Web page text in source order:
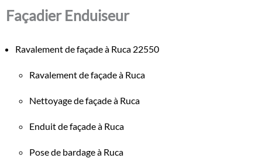
Façadier Enduiseur
Ravalement de façade à Ruca 22550
Ravalement de façade à Ruca
Nettoyage de façade à Ruca
Enduit de façade à Ruca
Pose de bardage à Ruca